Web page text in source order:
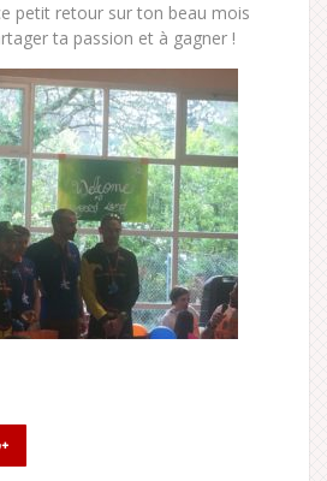
petit retour sur ton beau mois
ta passion et à gagner !